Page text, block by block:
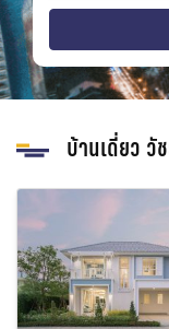
strain-station
บ้านเดี่ยว วั